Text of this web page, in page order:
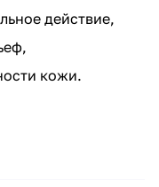
действие,
кожи.